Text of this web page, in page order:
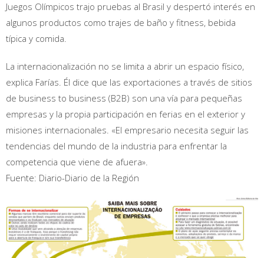
Juegos Olímpicos trajo pruebas al Brasil y despertó interés en
algunos productos como trajes de baño y fitness, bebida
típica y comida.
La internacionalización no se limita a abrir un espacio físico,
explica Farías. Él dice que las exportaciones a través de sitios
de business to business (B2B) son una vía para pequeñas
empresas y la propia participación en ferias en el exterior y
misiones internacionales. «El empresario necesita seguir las
tendencias del mundo de la industria para enfrentar la
competencia que viene de afuera».
Fuente: Diario-Diario de la Región